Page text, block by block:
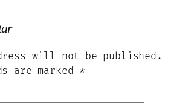
will not be published.
are marked *